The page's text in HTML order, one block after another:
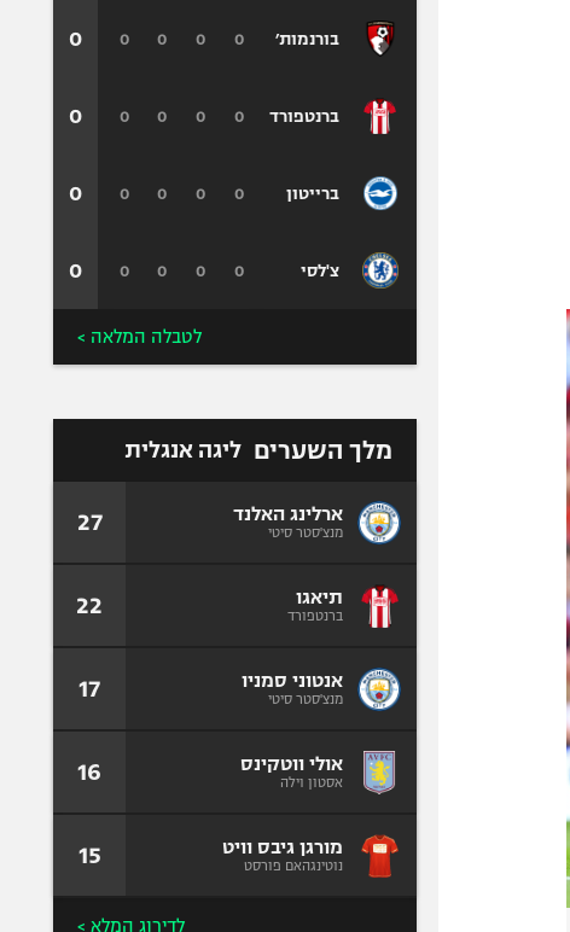
בורנמות׳
ברנטפורד
ברייטון
צ'לסי
0
0
0
0
0
0
0
0
0
0
0
0
0
0
0
0
0
0
0
0
לטבלה המלאה >
מלך השערים ליגה אנגלית
ארלינג האלנד
מנצ'סטר סיטי 27
תיאגו
ברנטפורד 22
אנטוני סמניו
מנצ'סטר סיטי 17
אולי ווטקינס
אסטון וילה 16
מורגן גיבס וויט
נוטינגהאם פורסט 15
לדירוג המלא >